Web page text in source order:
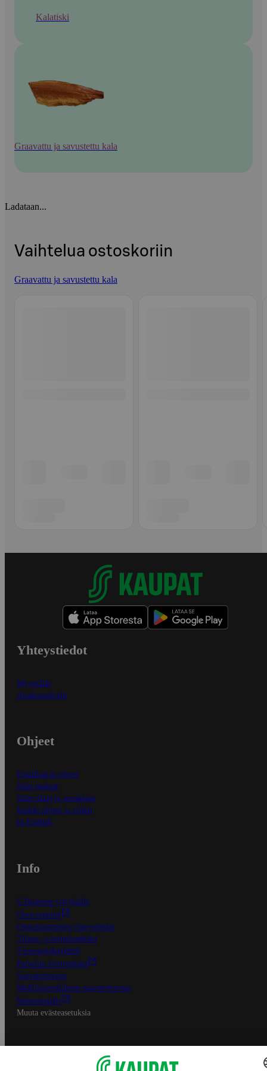
Kalatiski
Graavattu ja savustettu kala
Ladataan...
Vaihtelua ostoskoriin
Graavattu ja savustettu kala
Yhteystiedot
Myymälät
Asiakaspalvelu
Ohjeet
Ensitilaajan ohjeet
Näin maksat
Näin tilaat ja muokkaat
Kaikki ohjeet ja vinkit
In English
Info
S-Business yrityksille
Oiva-raportit
Osuuskauppojen yhteystiedot
Tilaus- ja toimitusehdot
Tietosuojakäytäntö
Palvelun käyttöehdot
Saavutettavuus
Mobiilisovelluksen saavutettavuus
Mainostajalle
Muuta evästeasetuksia
S-ryhmän palvelut